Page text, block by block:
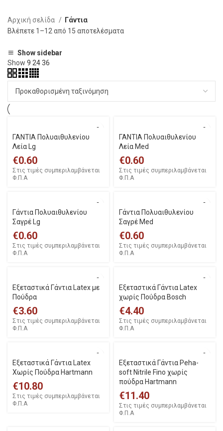
Αρχική σελίδα
Γάντια
Βλέπετε 1–12 από 15 αποτελέσματα
Show sidebar
Show 9 2436
ΓΑΝΤΙΑ Πολυαιθυλενίου
Λεία Lg
€0.60
Στις τιμές συμπεριλαμβάνεται
Φ.Π.Α
ΓΑΝΤΙΑ Πολυαιθυλενίου
Λεία Med
€0.60
Στις τιμές συμπεριλαμβάνεται
Φ.Π.Α
Γάντια Πολυαιθυλενίου
Σαγρέ Lg
€0.60
Στις τιμές συμπεριλαμβάνεται
Φ.Π.Α
Γάντια Πολυαιθυλενίου
Σαγρέ Med
€0.60
Στις τιμές συμπεριλαμβάνεται
Φ.Π.Α
Εξεταστικά Γάντια Latex με
Πούδρα
€3.60
Στις τιμές συμπεριλαμβάνεται
Φ.Π.Α
Εξεταστικά Γάντια Latex
χωρίς Πούδρα Bosch
€4.40
Στις τιμές συμπεριλαμβάνεται
Φ.Π.Α
Εξεταστικά Γάντια Latex
Χωρίς Πούδρα Hartmann
€10.80
Στις τιμές συμπεριλαμβάνεται
Φ.Π.Α
Εξεταστικά Γάντια Peha-
soft Nitrile Fino χωρίς
πούδρα Hartmann
€11.40
Στις τιμές συμπεριλαμβάνεται
Φ.Π.Α